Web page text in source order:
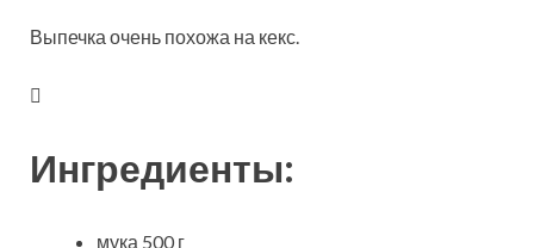
Выпечка очень похожа на кекс.
Ингредиенты:
мука 500 г